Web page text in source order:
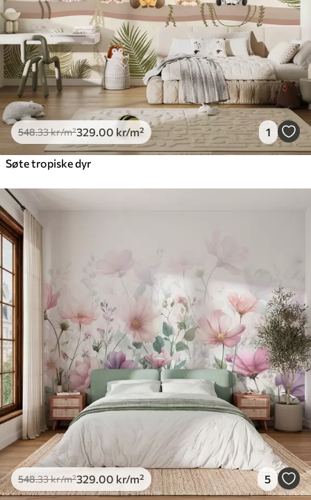
548.33kr/m²329 .00 kr/m² 1
Søte tropiske dyr
548.33kr/m²329 .00 kr/m² 5